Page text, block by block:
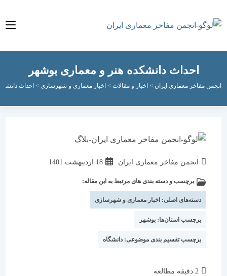
احداث دانشکده هنر و معماری بوشهر
مفاخر معماری ایران>اخبار و مقالات>اخبار معماری و شهرسازی>احداث دانشکده
انجمن مفاخر معماری ایران 18 اردیبهشت 1401
برچسب و دسته بندی های مرتبط به این مقاله:
دسته‌های اصلی:اخبار معماری و شهرسازی
برچسب استان‌ها:بوشهر
برچسب تقسیم بندی موضوعی:دانشگاه
2 دقیقه مطالعه